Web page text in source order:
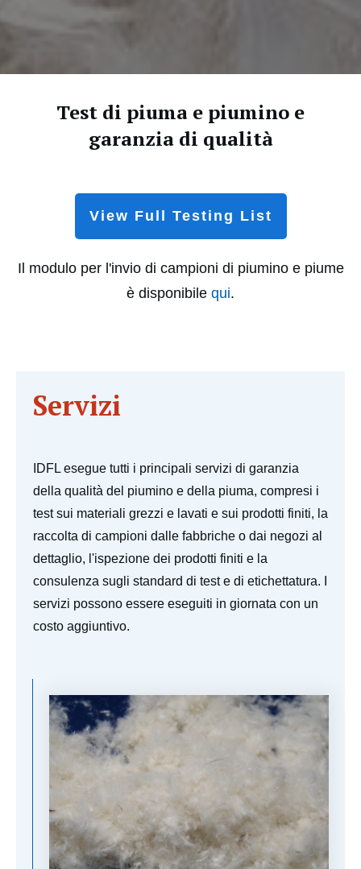
Test di piuma e piumino e
garanzia di qualità
View Full Testing List
Il modulo per l'invio di campioni di piumino e piume
è disponibile qui.
Servizi
IDFL esegue tutti i principali servizi di garanzia
della qualità del piumino e della piuma, compresi i
test sui materiali grezzi e lavati e sui prodotti finiti, la
raccolta di campioni dalle fabbriche o dai negozi al
dettaglio, l'ispezione dei prodotti finiti e la
consulenza sugli standard di test e di etichettatura. I
servizi possono essere eseguiti in giornata con un
costo aggiuntivo.